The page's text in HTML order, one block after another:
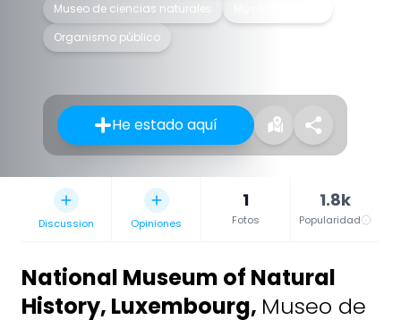
Museo de ciencias naturales
Organismo público
He estado aquí
Discussion Opiniones
1
Fotos
1.8k
Popularidad
National Museum of Natural
History, Luxembourg, Museo de